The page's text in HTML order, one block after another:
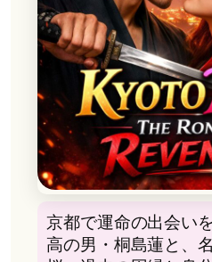
京都で運命の出会い
高の男・桐島蓮と、